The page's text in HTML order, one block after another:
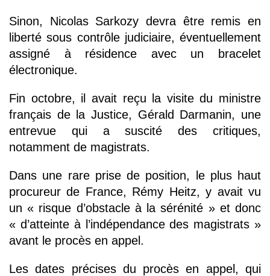
Sinon, Nicolas Sarkozy devra être remis en
liberté sous contrôle judiciaire, éventuellement
assigné à résidence avec un bracelet
électronique.
Fin octobre, il avait reçu la visite du ministre
français de la Justice, Gérald Darmanin, une
entrevue qui a suscité des critiques,
notamment de magistrats.
Dans une rare prise de position, le plus haut
procureur de France, Rémy Heitz, y avait vu
un « risque d’obstacle à la sérénité » et donc
« d’atteinte à l’indépendance des magistrats »
avant le procès en appel.
Les dates précises du procès en appel, qui